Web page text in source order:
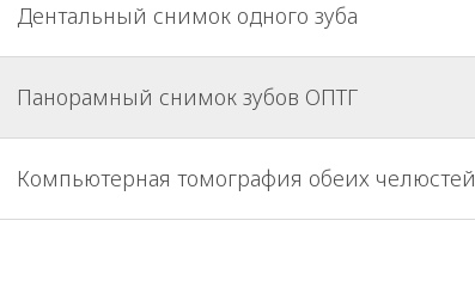
Дентальный снимок одного зуба
Панорамный снимок зубов ОПТГ
Компьютерная томография обеих челюстей